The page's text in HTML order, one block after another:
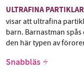
ULTRAFINA PARTIKLAR
visar att ultrafina
barn. Barnastman
den här typen av
Snabbläs